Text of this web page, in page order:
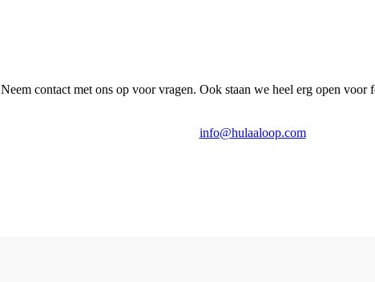
Neem contact met ons op voor vragen. Ook staan we heel erg open voor
info@hulaaloop.com